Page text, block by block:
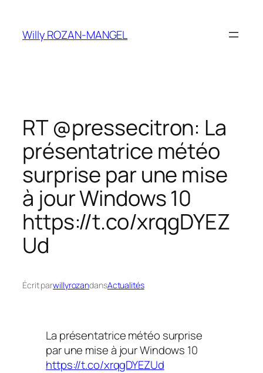
contenu
Willy ROZAN-MANGEL
RT @pressecitron: La
présentatrice météo
surprise par une mise
à jour Windows 10
https://t.co/xrqgDYEZ
Ud
Écrit parwillyrozandansActualités
La présentatrice météo surprise
par une mise à jour Windows 10
https://t.co/xrqgDYEZUd